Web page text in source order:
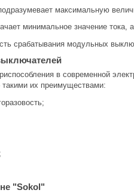
максимальную
минимальное значение
срабатывания модульных
в современной
их преимуществами:
"Sokol"